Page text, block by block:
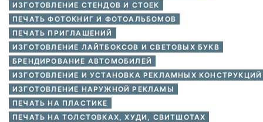
ИЗГОТОВЛЕНИЕ СТЕНДОВ И СТОЕК
ПЕЧАТЬ ФОТОКНИГ И ФОТОАЛЬБОМОВ
ПЕЧАТЬ ПРИГЛАШЕНИЙ
ИЗГОТОВЛЕНИЕ ЛАЙТБОКСОВ И СВЕТОВЫХ БУКВ
БРЕНДИРОВАНИЕ АВТОМОБИЛЕЙ
ИЗГОТОВЛЕНИЕ И УСТАНОВКА РЕКЛАМНЫХ КОНСТРУКЦИЙ
ИЗГОТОВЛЕНИЕ НАРУЖНОЙ РЕКЛАМЫ
ПЕЧАТЬ НА ПЛАСТИКЕ
ПЕЧАТЬ НА ТОЛСТОВКАХ, ХУДИ, СВИТШОТАХ